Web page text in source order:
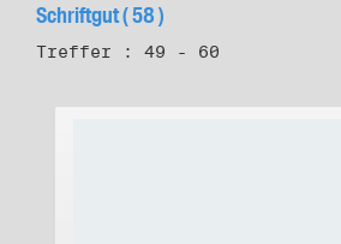
Schriftgut ( 58 )
Treffer : 49 - 60